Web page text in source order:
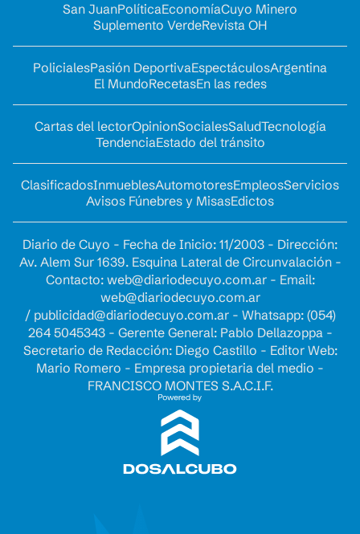
San JuanPolíticaEconomíaCuyo Minero
Suplemento VerdeRevista OH
PolicialesPasión DeportivaEspectáculosArgentina
El MundoRecetasEn las redes
Cartas del lectorOpinionSocialesSaludTecnología
TendenciaEstado del tránsito
ClasificadosInmueblesAutomotoresEmpleosServicios
Avisos Fúnebres y MisasEdictos
Diario de Cuyo - Fecha de Inicio: 11/2003 - Dirección:
Av. Alem Sur 1639. Esquina Lateral de Circunvalación -
Contacto: web@diariodecuyo.com.ar- Email:
web@diariodecuyo.com.ar
/ publicidad@diariodecuyo.com.ar- Whatsapp: (054)
264 5045343 - Gerente General: Pablo Dellazoppa -
Secretario de Redacción: Diego Castillo - Editor Web:
Mario Romero - Empresa propietaria del medio -
FRANCISCO MONTES S.A.C.I.F.